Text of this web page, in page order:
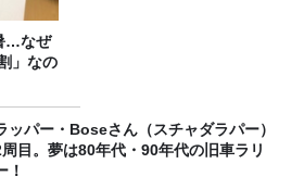
…なぜ
」なの
ッパー・Boseさん（スチャダラパー）
目。夢は80年代・90年代の旧車ラリ
！